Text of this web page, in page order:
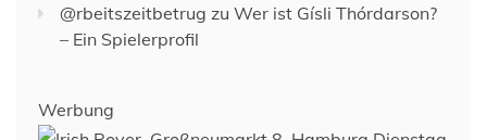
@rbeitszeitbetrug zu Wer ist Gísli Thórdarson?
– Ein Spielerprofil
Werbung